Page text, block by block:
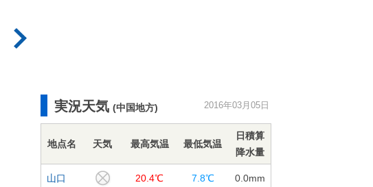
実況天気 (中国地方) 2016年03月05日
地点名 天気 最高気温 最低気温
日積算
降水量
山口 20.4℃ 7.8℃ 0.0mm